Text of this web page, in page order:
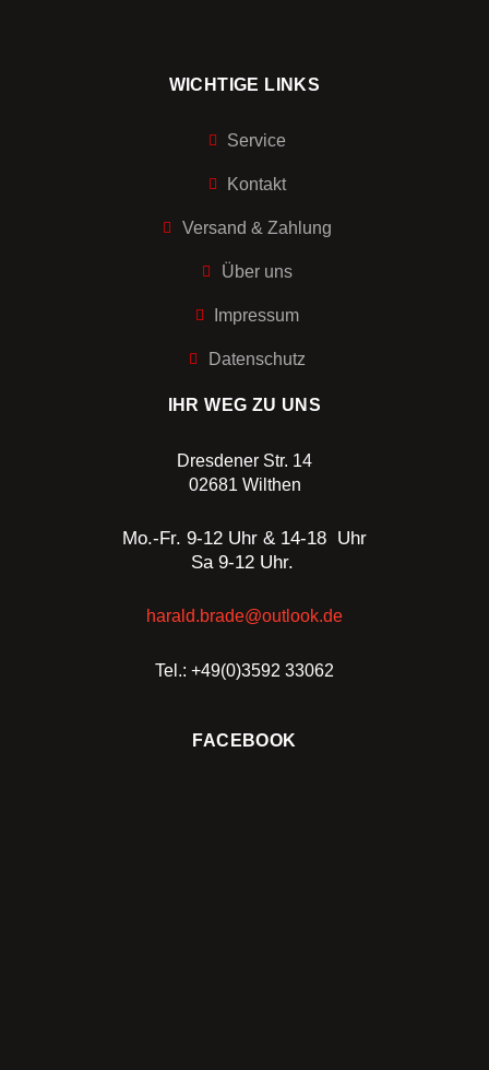
WICHTIGE LINKS
Service
Kontakt
Versand & Zahlung
Über uns
Impressum
Datenschutz
IHR WEG ZU UNS
Dresdener Str. 14
02681 Wilthen
Mo.-Fr. 9-12 Uhr & 14-18 Uhr
Sa 9-12 Uhr.
harald.brade@outlook.de
Tel.: +49(0)3592 33062
FACEBOOK